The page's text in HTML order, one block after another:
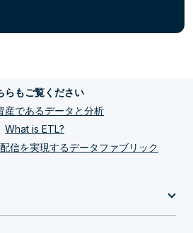
らもご覧ください
産であるデータと分析
What is ETL?
信を実現するデータファブリック